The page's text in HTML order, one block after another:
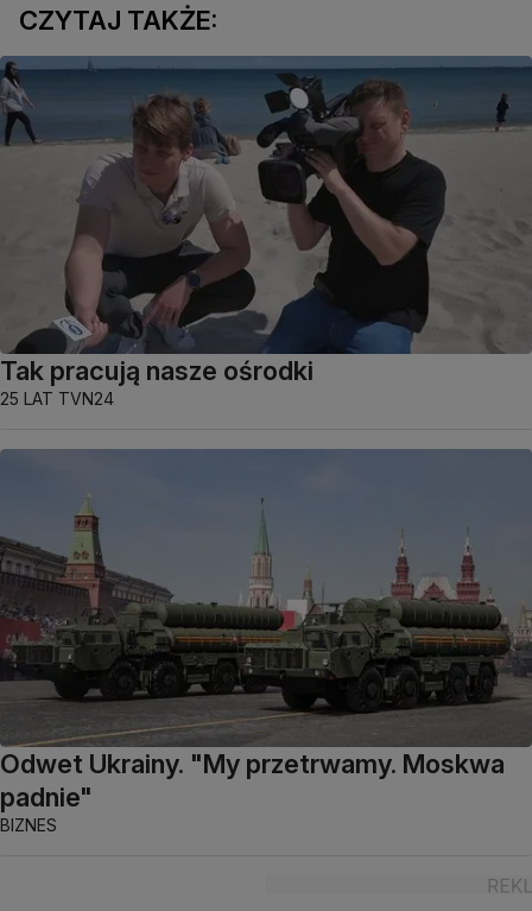
CZYTAJ TAKŻE:
Tak pracują nasze ośrodki
25 LAT TVN24
Odwet Ukrainy. "My przetrwamy. Moskwa
padnie"
BIZNES